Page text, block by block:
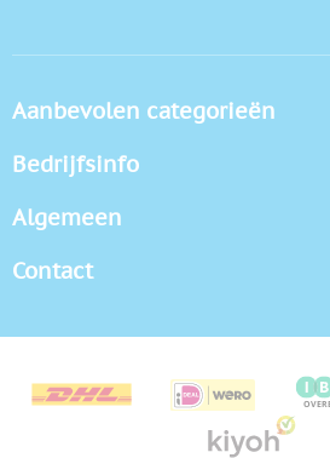
Aanbevolen categorieën
Bedrijfsinfo
Algemeen
Contact